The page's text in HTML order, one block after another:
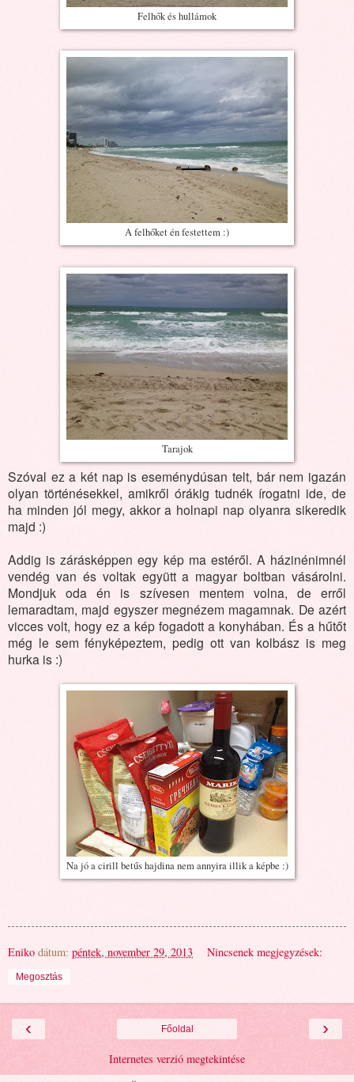
Felhők és hullámok
A felhőket én festettem :)
Tarajok
Szóval ez a két nap is eseménydúsan telt, bár nem igazán
olyan történésekkel, amikről órákig tudnék írogatni ide, de
ha minden jól megy, akkor a holnapi nap olyanra sikeredik
majd :)
Addig is zárásképpen egy kép ma estéről. A házinénimnél
vendég van és voltak együtt a magyar boltban vásárolni.
Mondjuk oda én is szívesen mentem volna, de erről
lemaradtam, majd egyszer megnézem magamnak. De azért
vicces volt, hogy ez a kép fogadott a konyhában. És a hűtőt
még le sem fényképeztem, pedig ott van kolbász is meg
hurka is :)
Na jó a cirill betűs hajdina nem annyira illik a képbe :)
Eniko dátum: péntek, november 29, 2013 Nincsenek megjegyzések:
Megosztás
‹ ›
Főoldal
Internetes verzió megtekintése